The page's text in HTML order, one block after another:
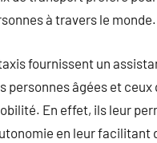
à travers le monde.
fournissent un
personnes âgées et ceux
En effet, ils leur
en leur facilitant